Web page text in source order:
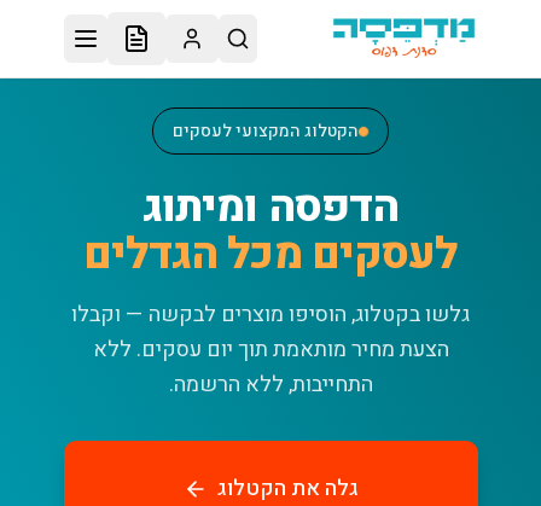
דלג לתוכן הראשי
הקטלוג המקצועי לעסקים
הדפסה ומיתוג
לעסקים מכל הגדלים
גלשו בקטלוג, הוסיפו מוצרים לבקשה — וקבלו
הצעת מחיר מותאמת תוך יום עסקים. ללא
התחייבות, ללא הרשמה.
גלה את הקטלוג